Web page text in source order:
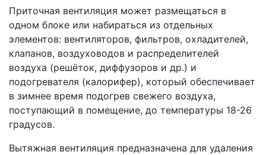
Приточная вентиляция может размещаться в
одном блоке или набираться из отдельных
элементов: вентиляторов, фильтров, охладителей,
клапанов, воздуховодов и распределителей
воздуха (решёток, диффузоров и др.) и
подогревателя (калорифер), который обеспечивает
в зимнее время подогрев свежего воздуха,
поступающий в помещение, до температуры 18-26
градусов.
Вытяжная вентиляция предназначена для удаления